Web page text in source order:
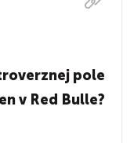
pole
v Red Bulle?